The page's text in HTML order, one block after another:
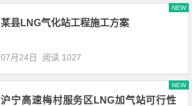
某县LNG气化站工程施工方案
NEW
07月24日 阅读 1027
沪宁高速梅村服务区LNG加气站可行性
NEW